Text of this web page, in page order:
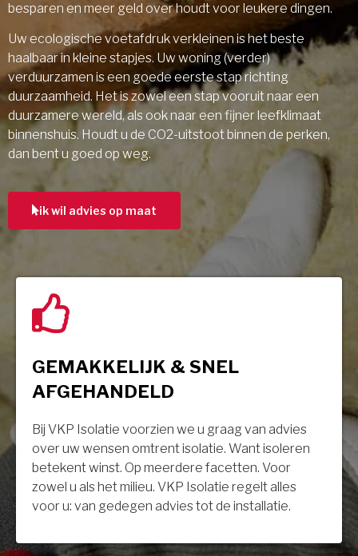
besparen en meer geld over houdt voor leukere dingen.
Uw ecologische voetafdruk verkleinen is het beste
haalbaar in kleine stapjes. Uw woning (verder)
verduurzamen is een goede eerste stap richting
duurzaamheid. Het is zowel een stap vooruit naar een
duurzamere wereld, als ook naar een fijner leefklimaat
binnenshuis. Houdt u de CO2-uitstoot binnen de perken,
dan bent u goed op weg.
ik wil advies op maat
GEMAKKELIJK & SNEL
AFGEHANDELD
Bij VKP Isolatie voorzien we u graag van advies
over uw wensen omtrent isolatie. Want isoleren
betekent winst. Op meerdere facetten. Voor
zowel u als het milieu. VKP Isolatie regelt alles
voor u: van gedegen advies tot de installatie.